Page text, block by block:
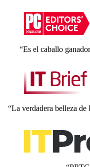
“Es el caballo
“La verdadera belleza